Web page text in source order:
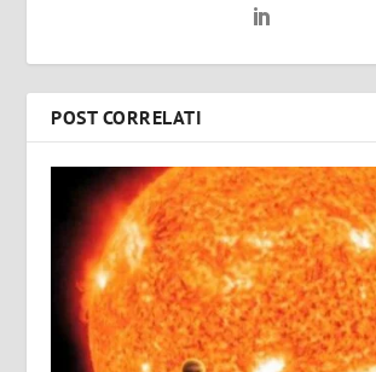
POST CORRELATI